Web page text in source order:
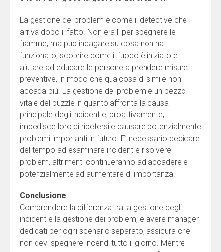
La gestione dei problem è come il detective che
arriva dopo il fatto. Non era lì per spegnere le
fiamme, ma può indagare su cosa non ha
funzionato, scoprire come il fuoco è iniziato e
aiutare ad educare le persone a prendere misure
preventive, in modo che qualcosa di simile non
accada più. La gestione dei problem è un pezzo
vitale del puzzle in quanto affronta la causa
principale degli incident e, proattivamente,
impedisce loro di ripetersi e causare potenzialmente
problemi importanti in futuro. E’ necessario dedicare
del tempo ad esaminare incident e risolvere
problem, altrimenti continueranno ad accadere e
potenzialmente ad aumentare di importanza.
Conclusione
Comprendere la differenza tra la gestione degli
incident e la gestione dei problem, e avere manager
dedicati per ogni scenario separato, assicura che
non devi spegnere incendi tutto il giorno. Mentre